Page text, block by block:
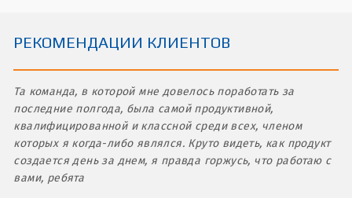
РЕКОМЕНДАЦИИ КЛИЕНТОВ
Та команда, в которой мне довелось поработать за
последние полгода, была самой продуктивной,
квалифицированной и классной среди всех, членом
которых я когда-либо являлся. Круто видеть, как продукт
создается день за днем, я правда горжусь, что работаю с
вами, ребята